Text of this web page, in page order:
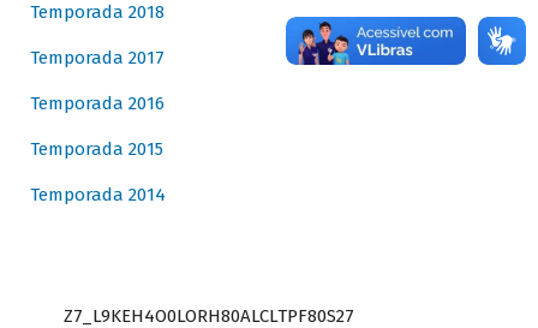
Temporada 2018
Temporada 2017
Temporada 2016
Temporada 2015
Temporada 2014
Z7_L9KEH4O0LORH80ALCLTPF80S27